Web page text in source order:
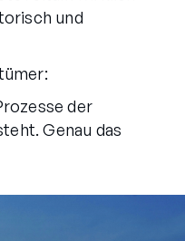
und
der
Genau das